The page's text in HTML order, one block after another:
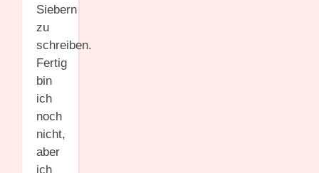
Siebern
zu
schreiben.
Fertig
bin
ich
noch
nicht,
aber
ich